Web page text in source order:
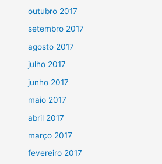
outubro 2017
setembro 2017
agosto 2017
julho 2017
junho 2017
maio 2017
abril 2017
março 2017
fevereiro 2017